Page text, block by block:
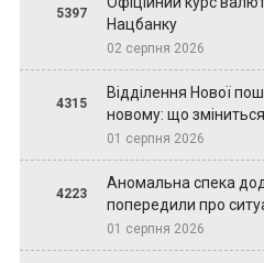
5397
Нацбанку
02 серпня 2026
4315
Відділення Нової
новому: що
01 серпня 2026
4223
Аномальна спека
попередили про
01 серпня 2026